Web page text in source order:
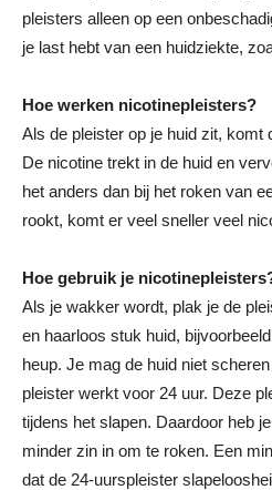
pleisters alleen op een
je last hebt van een huidziekte,
Hoe werken nicotinepleisters?
Als de pleister op je huid zit, komt
De nicotine trekt in de huid en
het anders dan bij het roken van
rookt, komt er veel sneller veel
Hoe gebruik je
Als je wakker wordt, plak je de
en haarloos stuk huid,
heup. Je mag de huid niet
pleister werkt voor 24 uur. Deze
tijdens het slapen. Daardoor heb
minder zin in om te roken. Een
dat de 24-uurspleister